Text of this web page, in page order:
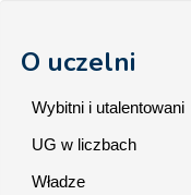
O uczelni
Wybitni i utalentowani
UG w liczbach
Władze